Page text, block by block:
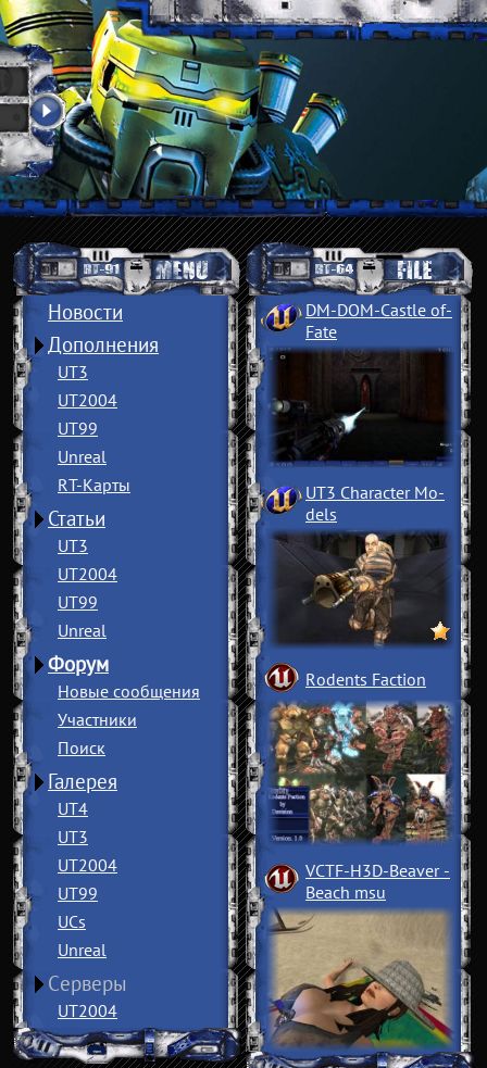
Новости
Дополнения
UT3
UT2004
UT99
Unreal
RT-Карты
Статьи
UT3
UT2004
UT99
Unreal
Форум
Новые сообщения
Участники
Поиск
Галерея
UT4
UT3
UT2004
UT99
UCs
Unreal
Серверы
UT2004
DM-DOM-Castle of­
Fate
UT3 Character Mo­
dels
Rodents Faction
VCTF-H3D-Beaver ­
Beach msu